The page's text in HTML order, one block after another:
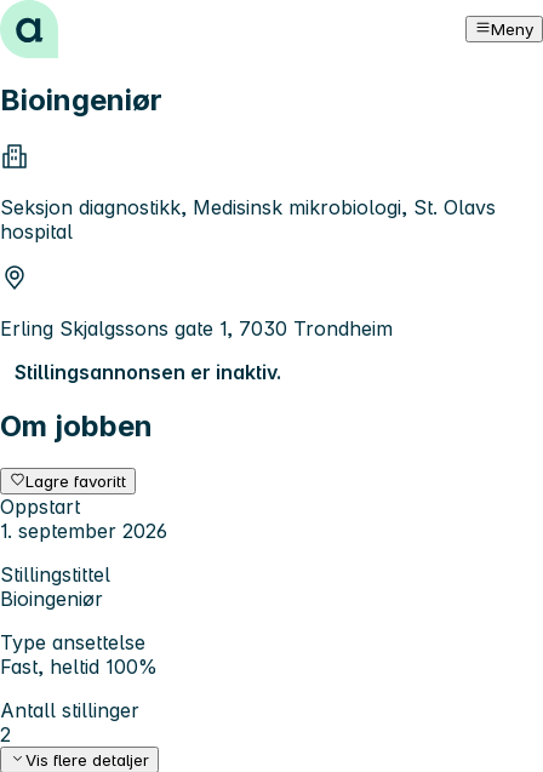
Hopp til innhold Meny
Bioingeniør
Seksjon diagnostikk, Medisinsk mikrobiologi, St. Olavs
hospital
Erling Skjalgssons gate 1, 7030 Trondheim
Stillingsannonsen er inaktiv.
Om jobben
Lagre favoritt
Oppstart
1. september 2026
Stillingstittel
Bioingeniør
Type ansettelse
Fast, heltid 100%
Antall stillinger
2
Vis flere detaljer